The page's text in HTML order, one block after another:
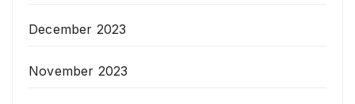
December 2023
November 2023